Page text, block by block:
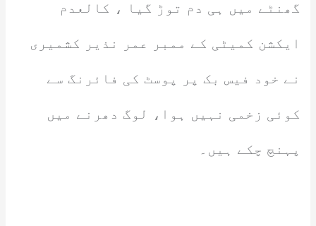
گھنٹے میں ہی دم توڑ گیا ، کالعدم
ایکشن کمیٹی کے ممبر عمر نذیر کشمیری
نے خود فیس بک پر پوسٹ کی فائرنگ سے
کوئی زخمی نہیں ہوا، لوگ دھرنے میں
پہنچ چکے ہیں۔